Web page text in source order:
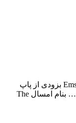
کاوه آفاق بنام امسال با بالاترین کیفیت – Emsal بزودی از پاپ
موزیک … برای به ادامه مطلب مراجعه کنید … بنام امسال The